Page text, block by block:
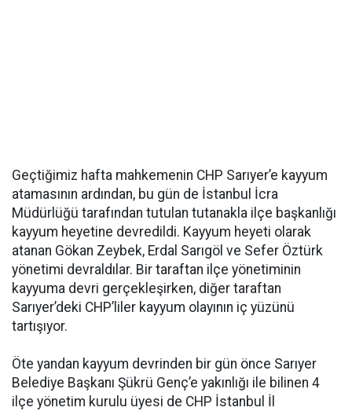
Geçtiğimiz hafta mahkemenin CHP Sarıyer’e kayyum
atamasının ardından, bu gün de İstanbul İcra
Müdürlüğü tarafından tutulan tutanakla ilçe başkanlığı
kayyum heyetine devredildi. Kayyum heyeti olarak
atanan Gökan Zeybek, Erdal Sarıgöl ve Sefer Öztürk
yönetimi devraldılar. Bir taraftan ilçe yönetiminin
kayyuma devri gerçekleşirken, diğer taraftan
Sarıyer’deki CHP’liler kayyum olayının iç yüzünü
tartışıyor.
Öte yandan kayyum devrinden bir gün önce Sarıyer
Belediye Başkanı Şükrü Genç’e yakınlığı ile bilinen 4
ilçe yönetim kurulu üyesi de CHP İstanbul İl